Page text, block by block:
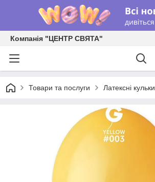
Компанія "ЦЕНТР СВЯТА"
Товари та послуги Латексні кульки